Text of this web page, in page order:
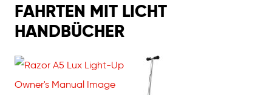
FAHRTEN MIT LICHT
HANDBÜCHER